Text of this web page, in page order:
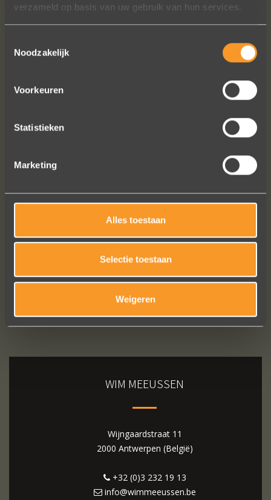
verzameld op basis van uw gebruik van hun services.
Noodzakelijk
Voorkeuren
Statistieken
Marketing
Alles toestaan
Selectie toestaan
Weigeren
Wat een vakmanschap! De sierraden
zijn gewoon prachtig en subtiel
het echt zijn ze eigenlijk mooier dan
Het is eigenlijk een feestje om bij Wim
WIM MEEUSSEN
Wijngaardstraat 11
2000 Antwerpen (België)
+32 (0)3 232 19 13
info@wimmeeussen.be